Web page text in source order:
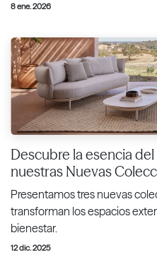
8 ene. 2026
Descubre la esencia
nuestras Nuevas
Presentamos tres nuevas
transforman los espacios
bienestar.
12 dic. 2025